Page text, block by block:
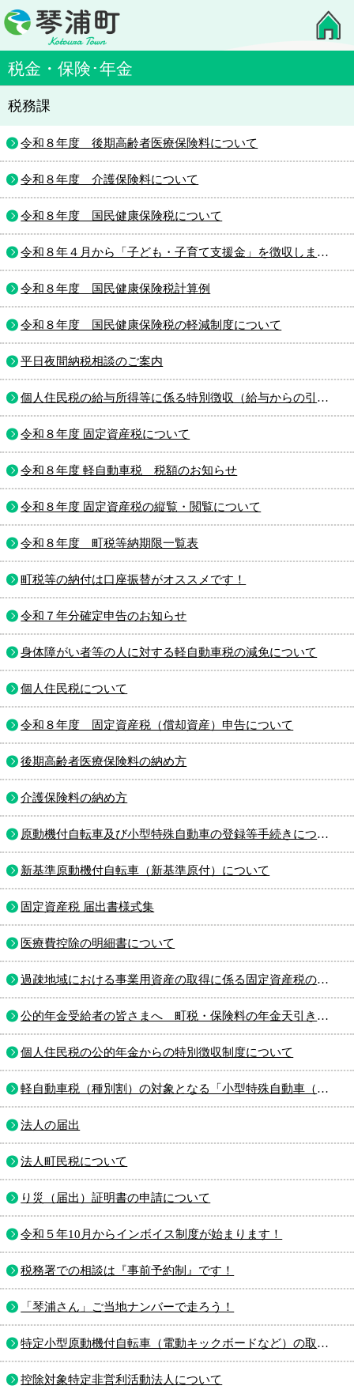
税金・保険･年金
税務課
令和８年度 後期高齢者医療保険料について
令和８年度 介護保険料について
令和８年度 国民健康保険税について
令和８年４月から「子ども・子育て支援金」を徴収します。
令和８年度 国民健康保険税計算例
令和８年度 国民健康保険税の軽減制度について
平日夜間納税相談のご案内
個人住民税の給与所得等に係る特別徴収（給与からの引き去り）について
令和８年度 固定資産税について
令和８年度 軽自動車税 税額のお知らせ
令和８年度 固定資産税の縦覧・閲覧について
令和８年度 町税等納期限一覧表
町税等の納付は口座振替がオススメです！
令和７年分確定申告のお知らせ
身体障がい者等の人に対する軽自動車税の減免について
個人住民税について
令和８年度 固定資産税（償却資産）申告について
後期高齢者医療保険料の納め方
介護保険料の納め方
原動機付自転車及び小型特殊自動車の登録等手続きについて
新基準原動機付自転車（新基準原付）について
固定資産税 届出書様式集
医療費控除の明細書について
過疎地域における事業用資産の取得に係る固定資産税の課税免除について
公的年金受給者の皆さまへ 町税・保険料の年金天引きについて
個人住民税の公的年金からの特別徴収制度について
軽自動車税（種別割）の対象となる「小型特殊自動車（農作業用・その他）」
法人の届出
法人町民税について
り災（届出）証明書の申請について
令和５年10月からインボイス制度が始まります！
税務署での相談は『事前予約制』です！
「琴浦さん」ご当地ナンバーで走ろう！
特定小型原動機付自転車（電動キックボードなど）の取り扱いについて
控除対象特定非営利活動法人について